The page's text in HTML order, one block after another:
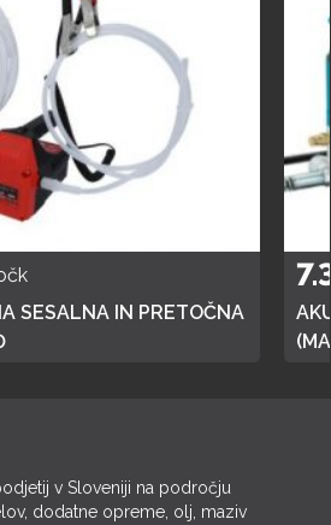
SESALNA IN PRETOČNA
v Sloveniji na področju
dodatne opreme, olj, maziv